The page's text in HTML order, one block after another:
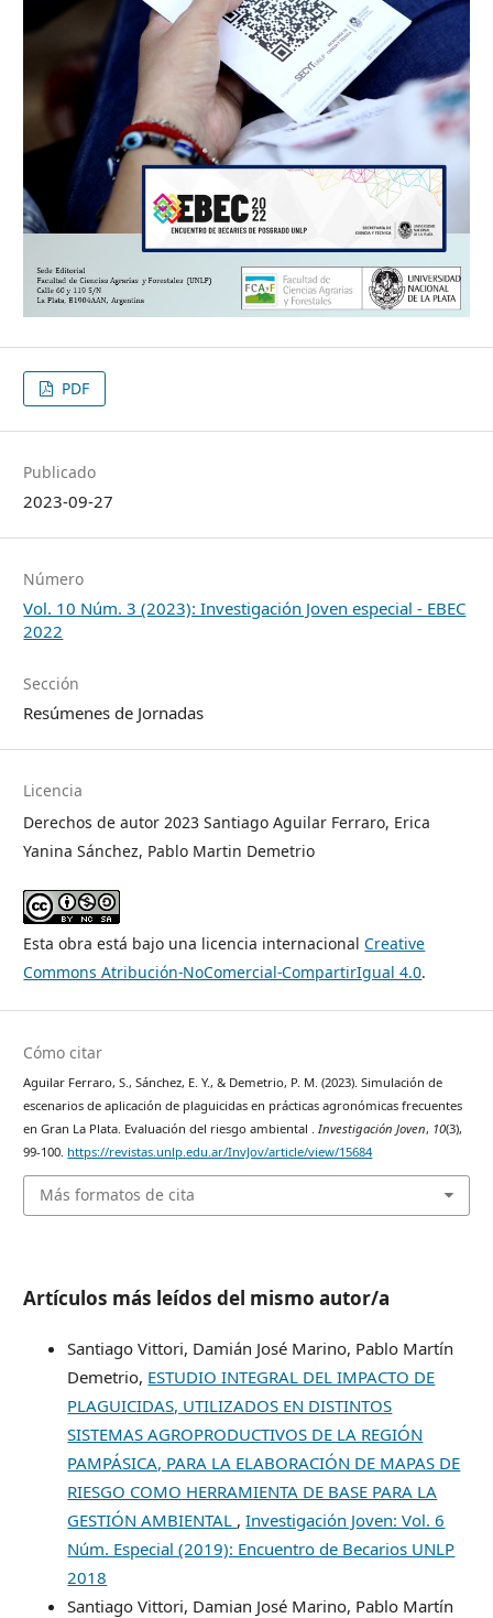
PDF
Publicado
2023-09-27
Número
Vol. 10 Núm. 3 (2023): Investigación Joven especial - EBEC
2022
Sección
Resúmenes de Jornadas
Licencia
Derechos de autor 2023 Santiago Aguilar Ferraro, Erica
Yanina Sánchez, Pablo Martin Demetrio
Esta obra está bajo una licencia internacionalCreative
Commons Atribución-NoComercial-CompartirIgual 4.0.
Cómo citar
Aguilar Ferraro, S., Sánchez, E. Y., & Demetrio, P. M. (2023). Simulación de
escenarios de aplicación de plaguicidas en prácticas agronómicas frecuentes
en Gran La Plata. Evaluación del riesgo ambiental . Investigación Joven, 10(3),
99-100. https://revistas.unlp.edu.ar/InvJov/article/view/15684
Más formatos de cita
Artículos más leídos del mismo autor/a
Santiago Vittori, Damián José Marino, Pablo Martín
Demetrio, ESTUDIO INTEGRAL DEL IMPACTO DE
PLAGUICIDAS, UTILIZADOS EN DISTINTOS
SISTEMAS AGROPRODUCTIVOS DE LA REGIÓN
PAMPÁSICA, PARA LA ELABORACIÓN DE MAPAS DE
RIESGO COMO HERRAMIENTA DE BASE PARA LA
GESTIÓN AMBIENTAL ,Investigación Joven: Vol. 6
Núm. Especial (2019): Encuentro de Becarios UNLP
2018
Santiago Vittori, Damian José Marino, Pablo Martín